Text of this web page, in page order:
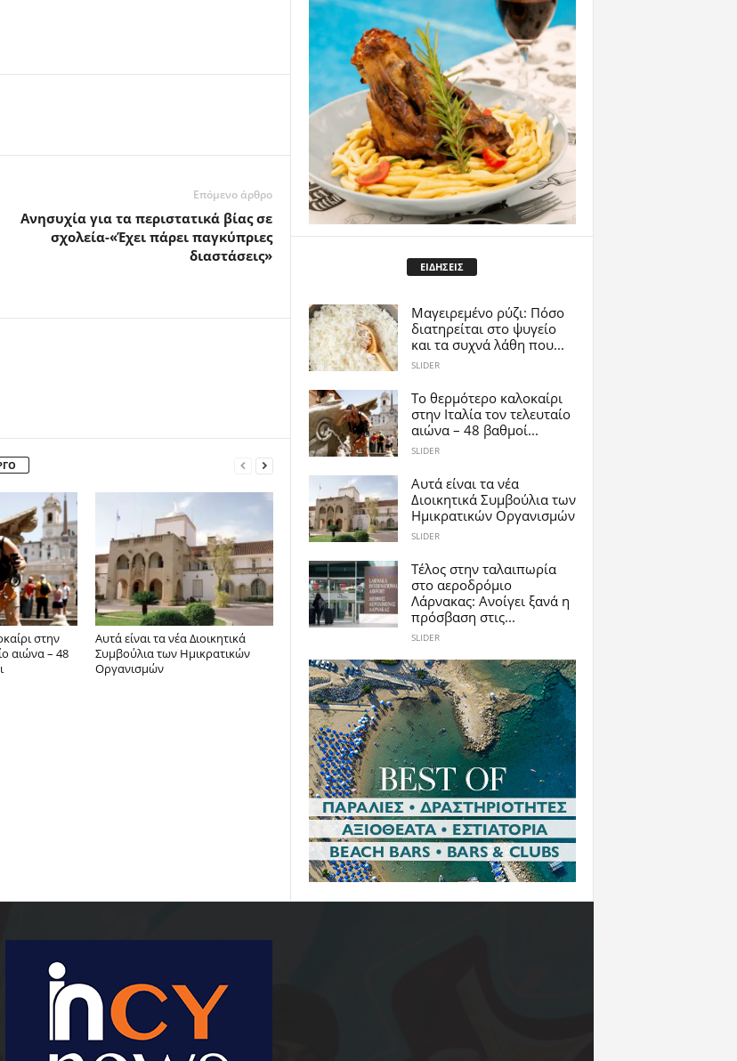
Επόμενο άρθρο
Ανησυχία για τα περιστατικά βίας σε
σχολεία-«Έχει πάρει παγκύπριες
διαστάσεις»
στην
αιώνα – 48
Αυτά είναι τα νέα Διοικητικά
Συμβούλια των Ημικρατικών
Οργανισμών
ΕΙΔΗΣΕΙΣ
Μαγειρεμένο ρύζι: Πόσο
διατηρείται στο ψυγείο
και τα συχνά λάθη που...
SLIDER
Το θερμότερο καλοκαίρι
στην Ιταλία τον τελευταίο
αιώνα – 48 βαθμοί...
SLIDER
Αυτά είναι τα νέα
Διοικητικά Συμβούλια των
Ημικρατικών Οργανισμών
SLIDER
Tέλος στην ταλαιπωρία
στο αεροδρόμιο
Λάρνακας: Ανοίγει ξανά η
πρόσβαση στις...
SLIDER